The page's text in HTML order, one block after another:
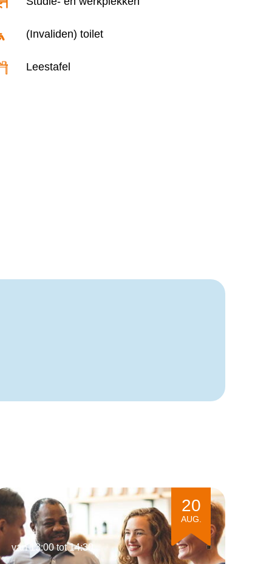
(Invaliden) toilet
Leestafel
20
AUG.
van 13:00 tot 14:30